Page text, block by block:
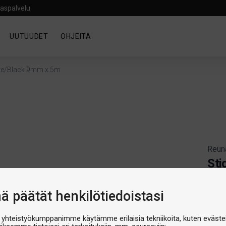
päätät henkilötiedoistasi
yhteistyökumppanimme käytämme erilaisia tekniikoita, kuten
UUTUUDET OHJEITA
Black 9mm x 5m